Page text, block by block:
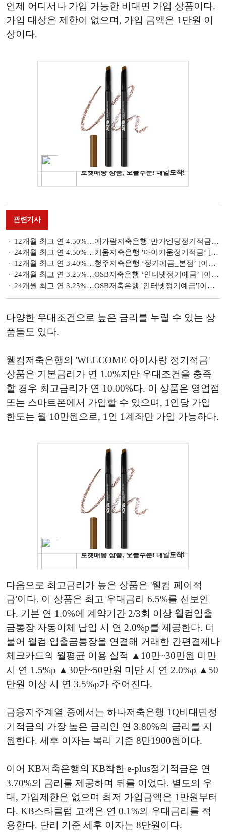
언제 어디서나 가입 가능한 비대면 가입 상품이다.
가입 대상은 제한이 없으며, 가입 금액은 1만원 이
상이다.
관련기사
12개월 최고 연 4.50%…예가람저축은행 '만기엔딩정기적금' [이주의 저축은행 적금금리-7월 4주]
24개월 최고 연 4.50%…키움저축은행 '아이키움정기적금‘ [이주의 저축은행 적금금리-7월 4주]
12개월 최고 연 3.40%…청주저축은행 ‘정기예금_본점’ [이주의 저축은행 예금금리-7월 4주]
24개월 최고 연 3.25%…OSB저축은행 ‘인터넷정기예금’ [이주의 저축은행 예금금리-7월 4주]
24개월 최고 연 3.25%…OSB저축은행 '인터넷정기예금'[이주의 저축은행 예금금리-7월 3주]
다양한 우대조건으로 높은 금리를 누릴 수 있는 상
품들도 있다.
웰컴저축은행의 'WELCOME 아이사랑 정기적금'
상품은 기본금리가 연 1.0%지만 우대조건을 충족
할 경우 최고금리가 연 10.00%다. 이 상품은 영업점
또는 스마트폰에서 가입할 수 있으며, 1인당 가입
한도는 월 10만원으로, 1인 1계좌만 가입 가능하다.
다음으로 최고금리가 높은 상품은 '웰컴 페이적
금'이다. 이 상품은 최고 우대금리 6.5%를 선보인
다. 기본 연 1.0%에 계약기간 2/3회 이상 웰컴입출
금통장 자동이체 납입 시 연 2.0%p를 제공한다. 더
불어 웰컴 입출금통장을 연결해 거래한 간편결제나
체크카드의 월평균 이용 실적 ▲10만~30만원 미만
시 연 1.5%p ▲30만~50만원 미만 시 연 2.0%p ▲50
만원 이상 시 연 3.5%p가 주어진다.
금융지주계열 중에서는 하나저축은행 1Q비대면정
기적금의 가장 높은 금리인 연 3.80%의 금리를 지
원한다. 세후 이자는 복리 기준 8만1900원이다.
이어 KB저축은행의 KB착한 e-plus정기적금은 연
3.70%의 금리를 제공하며 뒤를 이었다. 별도의 우
대, 가입제한은 없으며 최저 가입금액은 1만원부터
다. KB스타클럽 고객은 연 0.1%의 우대금리를 적
용한다. 단리 기준 세후 이자는 8만원이다.